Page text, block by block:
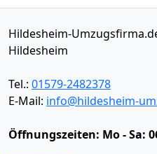
Hildesheim-
Hildesheim
Tel.: 01579-2482378
E-Mail: info@hildesheim-
Öffnungszeiten: Mo - Sa: